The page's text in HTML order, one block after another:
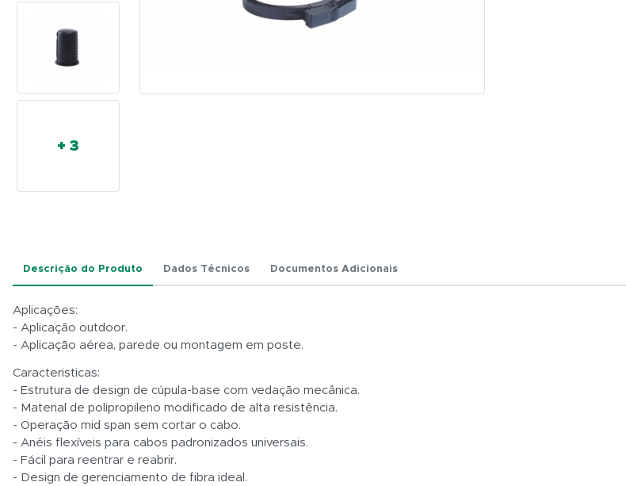
FIBERHOME
+ 3
Descrição do Produto Dados Técnicos Documentos Adicionais
Aplicações:
- Aplicação outdoor.
- Aplicação aérea, parede ou montagem em poste.
Caracteristicas:
- Estrutura de design de cúpula-base com vedação mecânica.
- Material de polipropileno modificado de alta resistência.
- Operação mid span sem cortar o cabo.
- Anéis flexíveis para cabos padronizados universais.
- Fácil para reentrar e reabrir.
- Design de gerenciamento de fibra ideal.